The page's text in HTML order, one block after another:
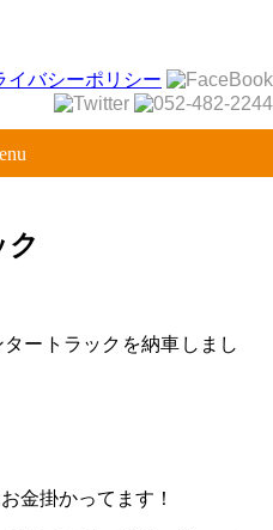
ートラックを納車しまし
金掛かってます！